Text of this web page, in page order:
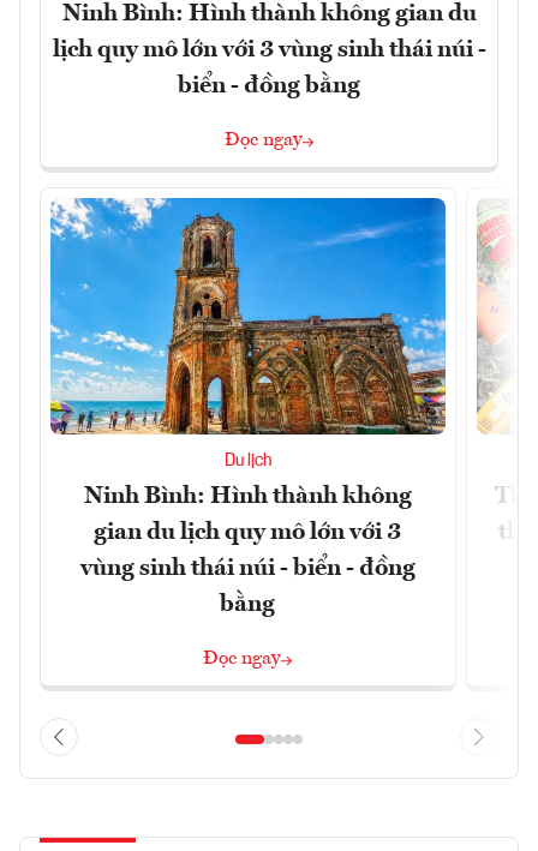
Ninh Bình: Hình thành không gian du
lịch quy mô lớn với 3 vùng sinh thái núi -
biển - đồng bằng
Đọc ngay
Du lịch
Ninh Bình: Hình thành không
gian du lịch quy mô lớn với 3
vùng sinh thái núi - biển - đồng
bằng
Đọc ngay